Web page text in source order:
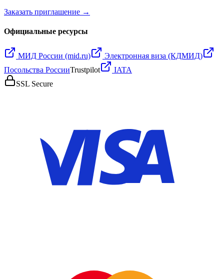
Заказать приглашение →
Официальные ресурсы
МИД России (mid.ru)
Электронная виза (КДМИД)
Посольства РоссииTrustpilot
IATA
SSL Secure